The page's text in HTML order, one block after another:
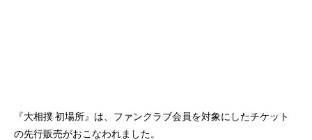
『大相撲 初場所』は、ファンクラブ会員を対象にしたチケット
の先行販売がおこなわれました。